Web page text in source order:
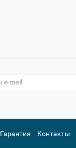
Гарантия Контакты